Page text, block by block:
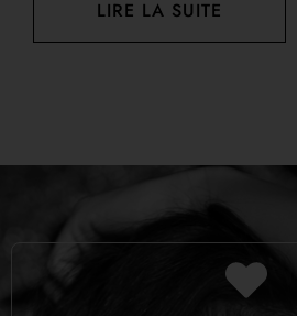
LIRE LA SUITE